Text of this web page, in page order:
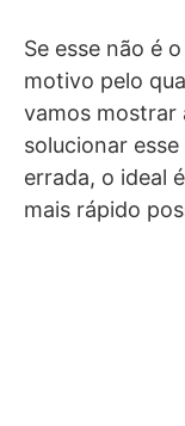
Se esse não é
motivo pelo
vamos mostrar
solucionar
errada, o ideal
mais rápido